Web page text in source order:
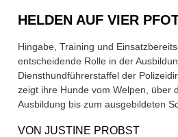
HELDEN AUF VIER
Hingabe, Training und
entscheidende Rolle in der
Diensthundführerstaffel der
zeigt ihre Hunde vom Welpen, über
Ausbildung bis zum ausgebildeten
VON JUSTINE PROBST